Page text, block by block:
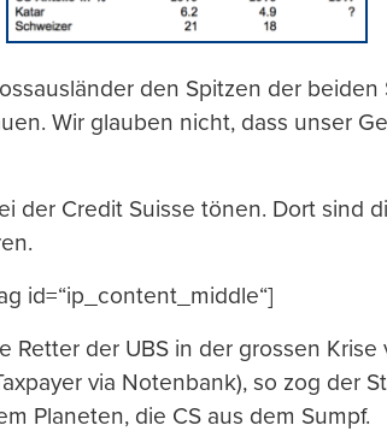
den Spitzen der beiden
Wir glauben nicht, dass unser
der Credit Suisse tönen. Dort sind
id=“ip_content_middle“]
Retter der UBS in der grossen
via Notenbank), so zog der
Planeten, die CS aus dem Sumpf.